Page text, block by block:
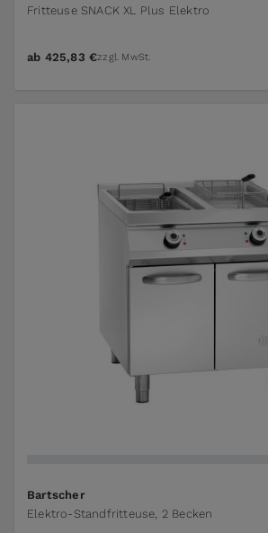
Fritteuse SNACK XL Plus Elektro
ab 425,83 €zzgl. MwSt.
Bartscher
Elektro-Standfritteuse, 2 Becken